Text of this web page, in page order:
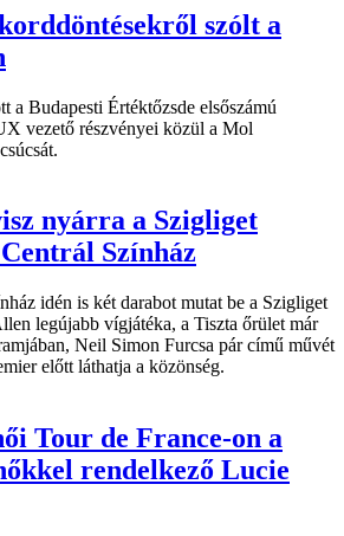
szólt a
a Budapesti Értéktőzsde elsőszámú
vezető részvényei közül a Mol
nyárra a Szigliget
Színház
idén is két darabot mutat be a Szigliget
legújabb vígjátéka, a Tiszta őrület már
Neil Simon Furcsa pár című művét
előtt láthatja a közönség.
Tour de France-on a
rendelkező Lucie